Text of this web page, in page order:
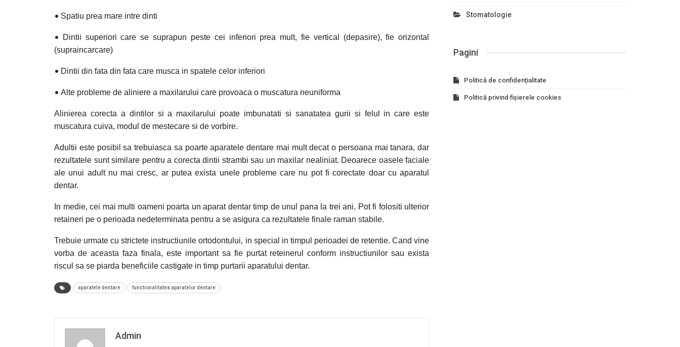
• Spatiu prea mare intre dinti
•
Dintii superiori care se suprapun peste cei inferiori prea mult, fie vertical (depasire), fie orizontal
(supraincarcare)
• Dintii din fata din fata care musca in spatele celor inferiori
• Alte probleme de aliniere a maxilarului care provoaca o muscatura neuniforma
Alinierea corecta a dintilor si a maxilarului poate imbunatati si sanatatea gurii si felul in care este
muscatura cuiva, modul de mestecare si de vorbire.
Adultii este posibil sa trebuiasca sa poarte aparatele dentare mai mult decat o persoana mai tanara, dar
rezultatele sunt similare pentru a corecta dintii strambi sau un maxilar nealiniat. Deoarece oasele faciale
ale unui adult nu mai cresc, ar putea exista unele probleme care nu pot fi corectate doar cu aparatul
dentar.
In medie, cei mai multi oameni poarta un aparat dentar timp de unul pana la trei ani. Pot fi folositi ulterior
retaineri pe o perioada nedeterminata pentru a se asigura ca rezultatele finale raman stabile.
Trebuie urmate cu strictete instructiunile ortodontului, in special in timpul perioadei de retentie. Cand vine
vorba de aceasta faza finala, este important sa fie purtat reteinerul conform instructiunilor sau exista
riscul sa se piarda beneficiile castigate in timp purtarii aparatului dentar.
aparatele dentare functionalitatea aparatelor dentare
Admin
Stomatologie
Pagini
Politică de confidențialitate
Politică privind fișierele cookies